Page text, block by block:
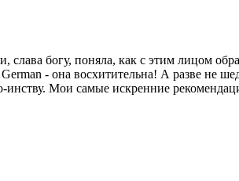
слава богу, поняла, как с этим лицом
- она восхитительна! А разве не
Мои самые искренние